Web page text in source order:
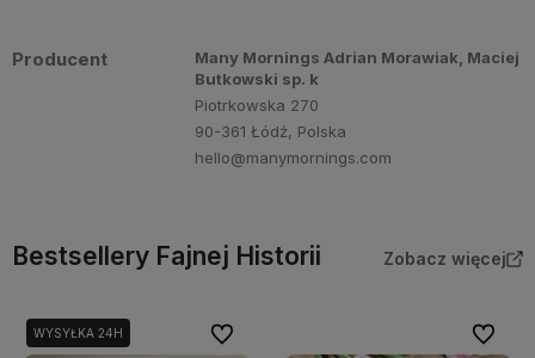
Producent
Many Mornings Adrian Morawiak, Maciej
Butkowski sp. k
Piotrkowska 270
90-361 Łódź, Polska
hello@manymornings.com
Bestsellery Fajnej Historii Zobacz więcej
WYSYŁKA 24H Do ulubionych Do